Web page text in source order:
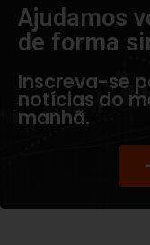
Ajudamos
de forma
Inscreva-se
notícias do
manhã.